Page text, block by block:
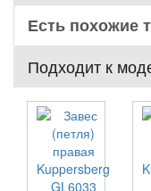
Есть похожие
Подходит к